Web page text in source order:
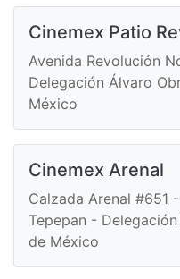
Cinemex Patio
Avenida Revolución
Delegación Álvaro
México
Cinemex Arenal
Calzada Arenal #651
Tepepan -
de México